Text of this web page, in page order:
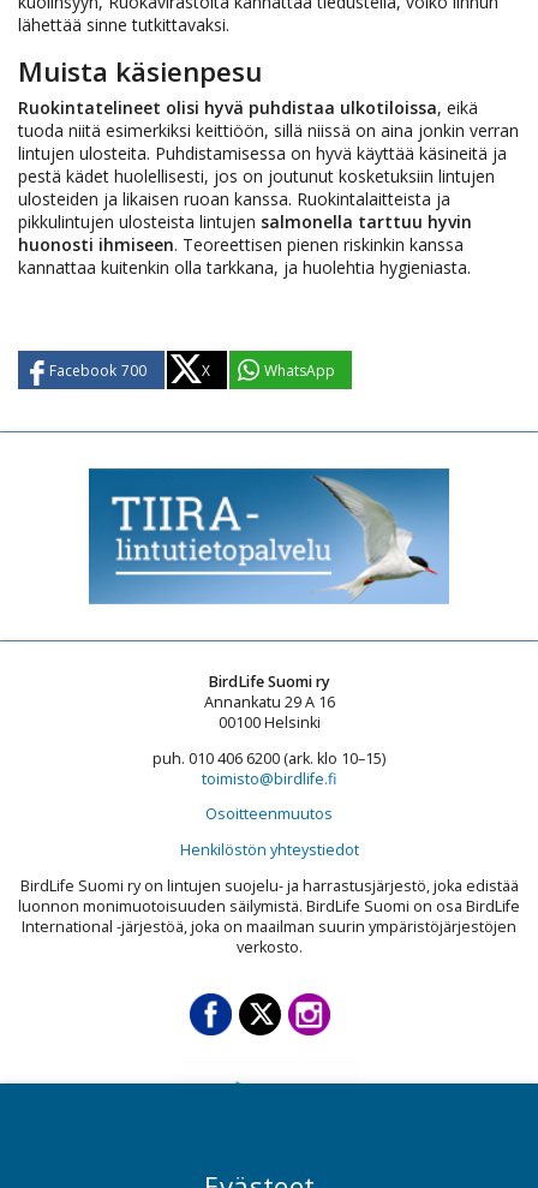
lähettää sinne tutkittavaksi.
Muista käsienpesu
Ruokintatelineet olisi hyvä puhdistaa ulkotiloissa, eikä
tuoda niitä esimerkiksi keittiöön, sillä niissä on aina jonkin verran
lintujen ulosteita. Puhdistamisessa on hyvä käyttää käsineitä ja
pestä kädet huolellisesti, jos on joutunut kosketuksiin lintujen
ulosteiden ja likaisen ruoan kanssa. Ruokintalaitteista ja
pikkulintujen ulosteista lintujen salmonella tarttuu hyvin
huonosti ihmiseen. Teoreettisen pienen riskinkin kanssa
kannattaa kuitenkin olla tarkkana, ja huolehtia hygieniasta.
Facebook 700 X WhatsApp
BirdLife Suomi ry
Annankatu 29 A 16
00100 Helsinki
puh. 010 406 6200 (ark. klo 10–15)
toimisto@birdlife.fi
Osoitteenmuutos
Henkilöstön yhteystiedot
BirdLife Suomi ry on lintujen suojelu- ja harrastusjärjestö, joka edistää
luonnon monimuotoisuuden säilymistä. BirdLife Suomi on osa BirdLife
International -järjestöä, joka on maailman suurin ympäristöjärjestöjen
verkosto.